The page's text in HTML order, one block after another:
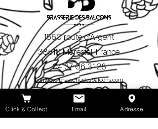
1560 route d'Argent
38510 Morestel, France
04 37 06 31 28
contact@brasseriedesbalcons.com
Nous contacter
Click & Collect Email Adresse